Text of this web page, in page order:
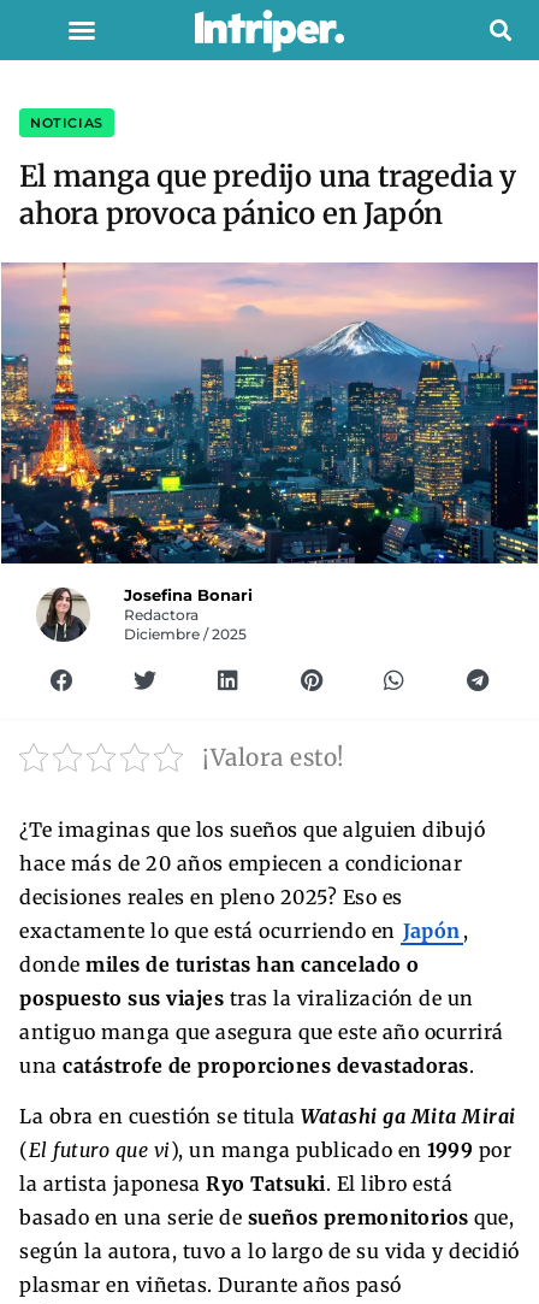
NOTICIAS
El manga que predijo una tragedia y
ahora provoca pánico en Japón
Josefina Bonari
Redactora
Diciembre / 2025
¡Valora esto!
¿Te imaginas que los sueños que alguien dibujó
hace más de 20 años empiecen a condicionar
decisiones reales en pleno 2025? Eso es
exactamente lo que está ocurriendo en Japón ,
donde miles de turistas han cancelado o
pospuesto sus viajes tras la viralización de un
antiguo manga que asegura que este año ocurrirá
una catástrofe de proporciones devastadoras.
La obra en cuestión se titula Watashi ga Mita Mirai
(El futuro que vi), un manga publicado en 1999 por
la artista japonesa Ryo Tatsuki. El libro está
basado en una serie de sueños premonitorios que,
según la autora, tuvo a lo largo de su vida y decidió
plasmar en viñetas. Durante años pasó